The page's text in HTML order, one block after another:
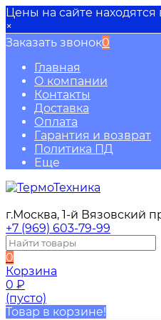
Цены на сайте
×
Заказать звонок0
Главная
О компании
Контакты
Доставка
Оплата
Гарантия и возврат
Политика ПД
Еще
г.Москва, 1-й Вязовский
+7 (969) 603-79-99
0
Корзина
0 ₽
(пусто)
Товар в корзине!